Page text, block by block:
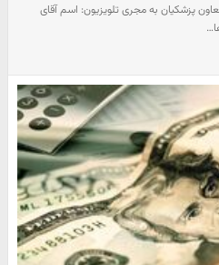
پزشکیان به مجری تلویزیون: اسم آقای